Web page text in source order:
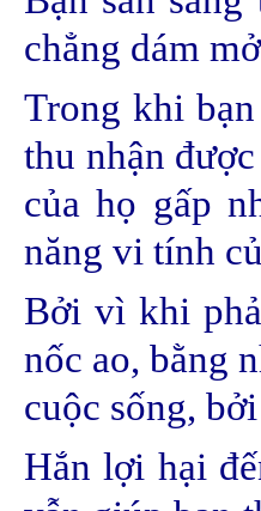
chẳng dám
Trong khi
thu nhận
của họ gấp
năng vi tính
Bởi vì khi
nốc ao, bằng
cuộc sống,
Hắn lợi hại